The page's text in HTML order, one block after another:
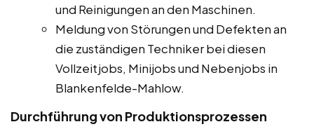
und Reinigungen an den Maschinen.
Meldung von Störungen und Defekten an
die zuständigen Techniker bei diesen
Vollzeitjobs, Minijobs und Nebenjobs in
Blankenfelde-Mahlow.
Durchführung von Produktionsprozessen